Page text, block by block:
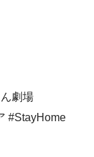
劇場
#StayHome